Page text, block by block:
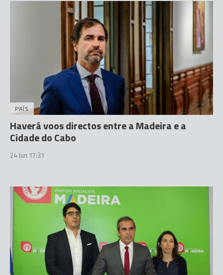
PAÍS
Haverá voos directos entre a Madeira e a
Cidade do Cabo
24 Jun 17:31